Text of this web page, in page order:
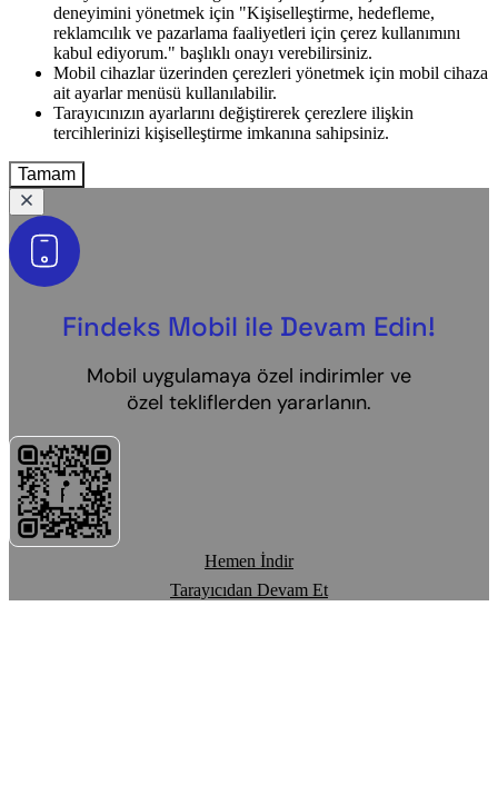
deneyimini yönetmek için "Kişiselleştirme, hedefleme,
reklamcılık ve pazarlama faaliyetleri için çerez kullanımını
kabul ediyorum." başlıklı onayı verebilirsiniz.
Mobil cihazlar üzerinden çerezleri yönetmek için mobil cihaza
ait ayarlar menüsü kullanılabilir.
Tarayıcınızın ayarlarını değiştirerek çerezlere ilişkin
tercihlerinizi kişiselleştirme imkanına sahipsiniz.
Tamam
Findeks Mobil ile Devam Edin!
Mobil uygulamaya özel indirimler ve
özel tekliflerden yararlanın.
Hemen İndir
Tarayıcıdan Devam Et